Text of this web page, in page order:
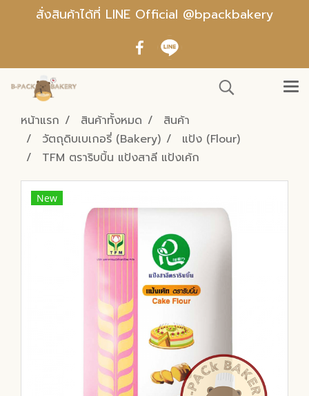
สั่งสินค้าได้ที่ LINE Official @bpackbakery
หน้าแรก สินค้าทั้งหมด
สินค้า
วัตถุดิบเบเกอรี่ (Bakery)
แป้ง (Flour)
TFM ตราริบบิ้น แป้งสาลี แป้งเค้ก
New